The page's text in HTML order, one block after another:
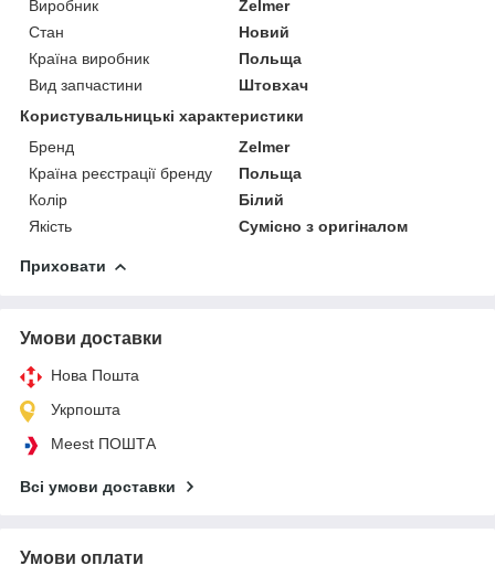
Виробник
Zelmer
Стан
Новий
Країна виробник
Польща
Вид запчастини
Штовхач
Користувальницькі характеристики
Бренд
Zelmer
Країна реєстрації бренду
Польща
Колір
Білий
Якість
Сумісно з оригіналом
Приховати
Умови доставки
Нова Пошта
Укрпошта
Meest ПОШТА
Всі умови доставки
Умови оплати